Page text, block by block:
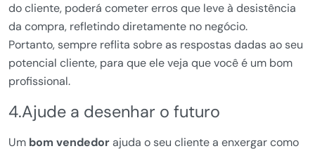
do cliente, poderá cometer erros que leve à desistência
da compra, refletindo diretamente no negócio.
Portanto, sempre reflita sobre as respostas dadas ao seu
potencial cliente, para que ele veja que você é um bom
profissional.
4.Ajude a desenhar o futuro
Um bom vendedorajuda o seu cliente a enxergar como